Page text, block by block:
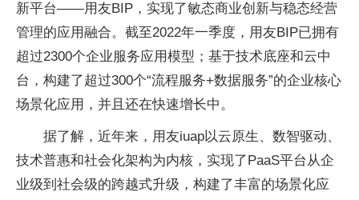
新平台——用友BIP，实现了敏态商业创新与稳态经营
管理的应用融合。截至2022年一季度，用友BIP已拥有
超过2300个企业服务应用模型；基于技术底座和云中
台，构建了超过300个“流程服务+数据服务”的企业核心
场景化应用，并且还在快速增长中。
据了解，近年来，用友iuap以云原生、数智驱动、
技术普惠和社会化架构为内核，实现了PaaS平台从企
业级到社会级的跨越式升级，构建了丰富的场景化应